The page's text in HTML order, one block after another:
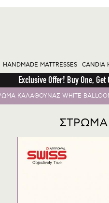
HANDMADE MATTRESSES CANDIA
Exclusive Offer! Buy One,
ΚΑΛΑΘΟΥΝΑΣ WHITE
ΣΤΡΩΜΑ